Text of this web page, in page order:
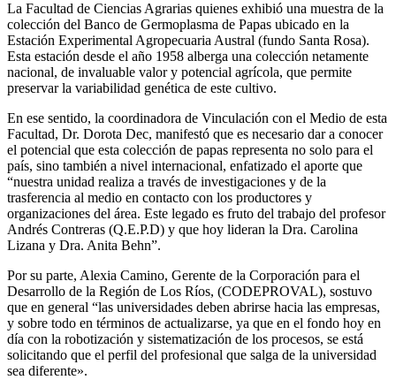
La Facultad de Ciencias Agrarias quienes exhibió una muestra de la
colección del Banco de Germoplasma de Papas ubicado en la
Estación Experimental Agropecuaria Austral (fundo Santa Rosa).
Esta estación desde el año 1958 alberga una colección netamente
nacional, de invaluable valor y potencial agrícola, que permite
preservar la variabilidad genética de este cultivo.
En ese sentido, la coordinadora de Vinculación con el Medio de esta
Facultad, Dr. Dorota Dec, manifestó que es necesario dar a conocer
el potencial que esta colección de papas representa no solo para el
país, sino también a nivel internacional, enfatizado el aporte que
“nuestra unidad realiza a través de investigaciones y de la
trasferencia al medio en contacto con los productores y
organizaciones del área. Este legado es fruto del trabajo del profesor
Andrés Contreras (Q.E.P.D) y que hoy lideran la Dra. Carolina
Lizana y Dra. Anita Behn”.
Por su parte, Alexia Camino, Gerente de la Corporación para el
Desarrollo de la Región de Los Ríos, (CODEPROVAL), sostuvo
que en general “las universidades deben abrirse hacia las empresas,
y sobre todo en términos de actualizarse, ya que en el fondo hoy en
día con la robotización y sistematización de los procesos, se está
solicitando que el perfil del profesional que salga de la universidad
sea diferente».